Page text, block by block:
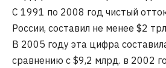
С 1991 по 2008 год чистый
России, составил не менее $2
В 2005 году эта цифра
сравнению с $9,2 млрд. в 2002